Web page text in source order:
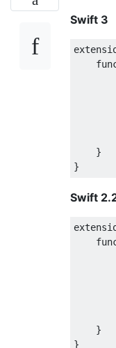
Swift 3
}
}
Swift
}
}